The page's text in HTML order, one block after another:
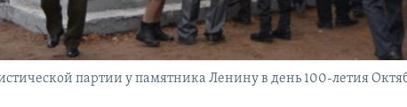
партии у памятника Ленину в день 100-летия